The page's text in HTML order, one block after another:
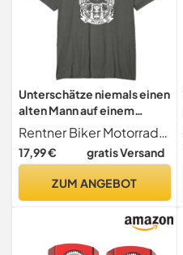
Unterschätze niemals einen
alten Mann auf einem
Motorrad T-Shirt
Rentner Biker Motorradfahrer Biker Opa
17,99 € gratis Versand
ZUM ANGEBOT